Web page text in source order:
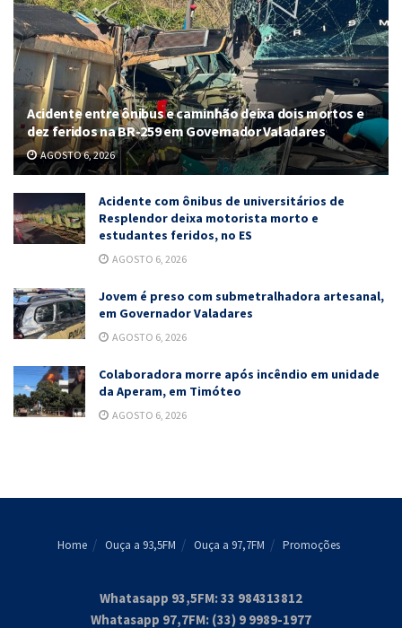
Acidente entre ônibus e caminhão deixa dois mortos e
dez feridos na BR-259 em Governador Valadares
AGOSTO 6, 2026
Acidente com ônibus de universitários de
Resplendor deixa motorista morto e
estudantes feridos, no ES
AGOSTO 6, 2026
Jovem é preso com submetralhadora artesanal,
em Governador Valadares
AGOSTO 6, 2026
Colaboradora morre após incêndio em unidade
da Aperam, em Timóteo
AGOSTO 6, 2026
Home Ouça a 93,5FM Ouça a 97,7FM Promoções
Whatasapp 93,5FM: 33 984313812
Whatasapp 97,7FM: (33) 9 9989-1977